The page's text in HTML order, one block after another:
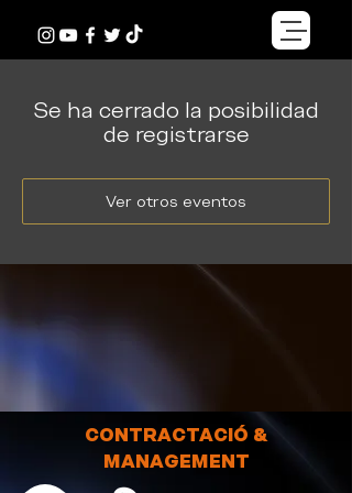
Se ha cerrado la posibilidad
de registrarse
Ver otros eventos
CONTRACTACIÓ &
MANAGEMENT